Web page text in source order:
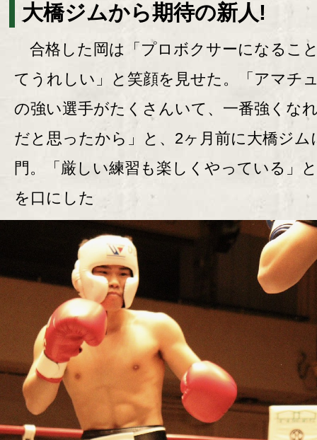
大橋ジムから期待の新人!
合格した岡は「プロボクサーになるこ
てうれしい」と笑顔を見せた。「アマチ
の強い選手がたくさんいて、一番強くな
だと思ったから」と、2ヶ月前に大橋ジム
門。「厳しい練習も楽しくやっている」
を口にした